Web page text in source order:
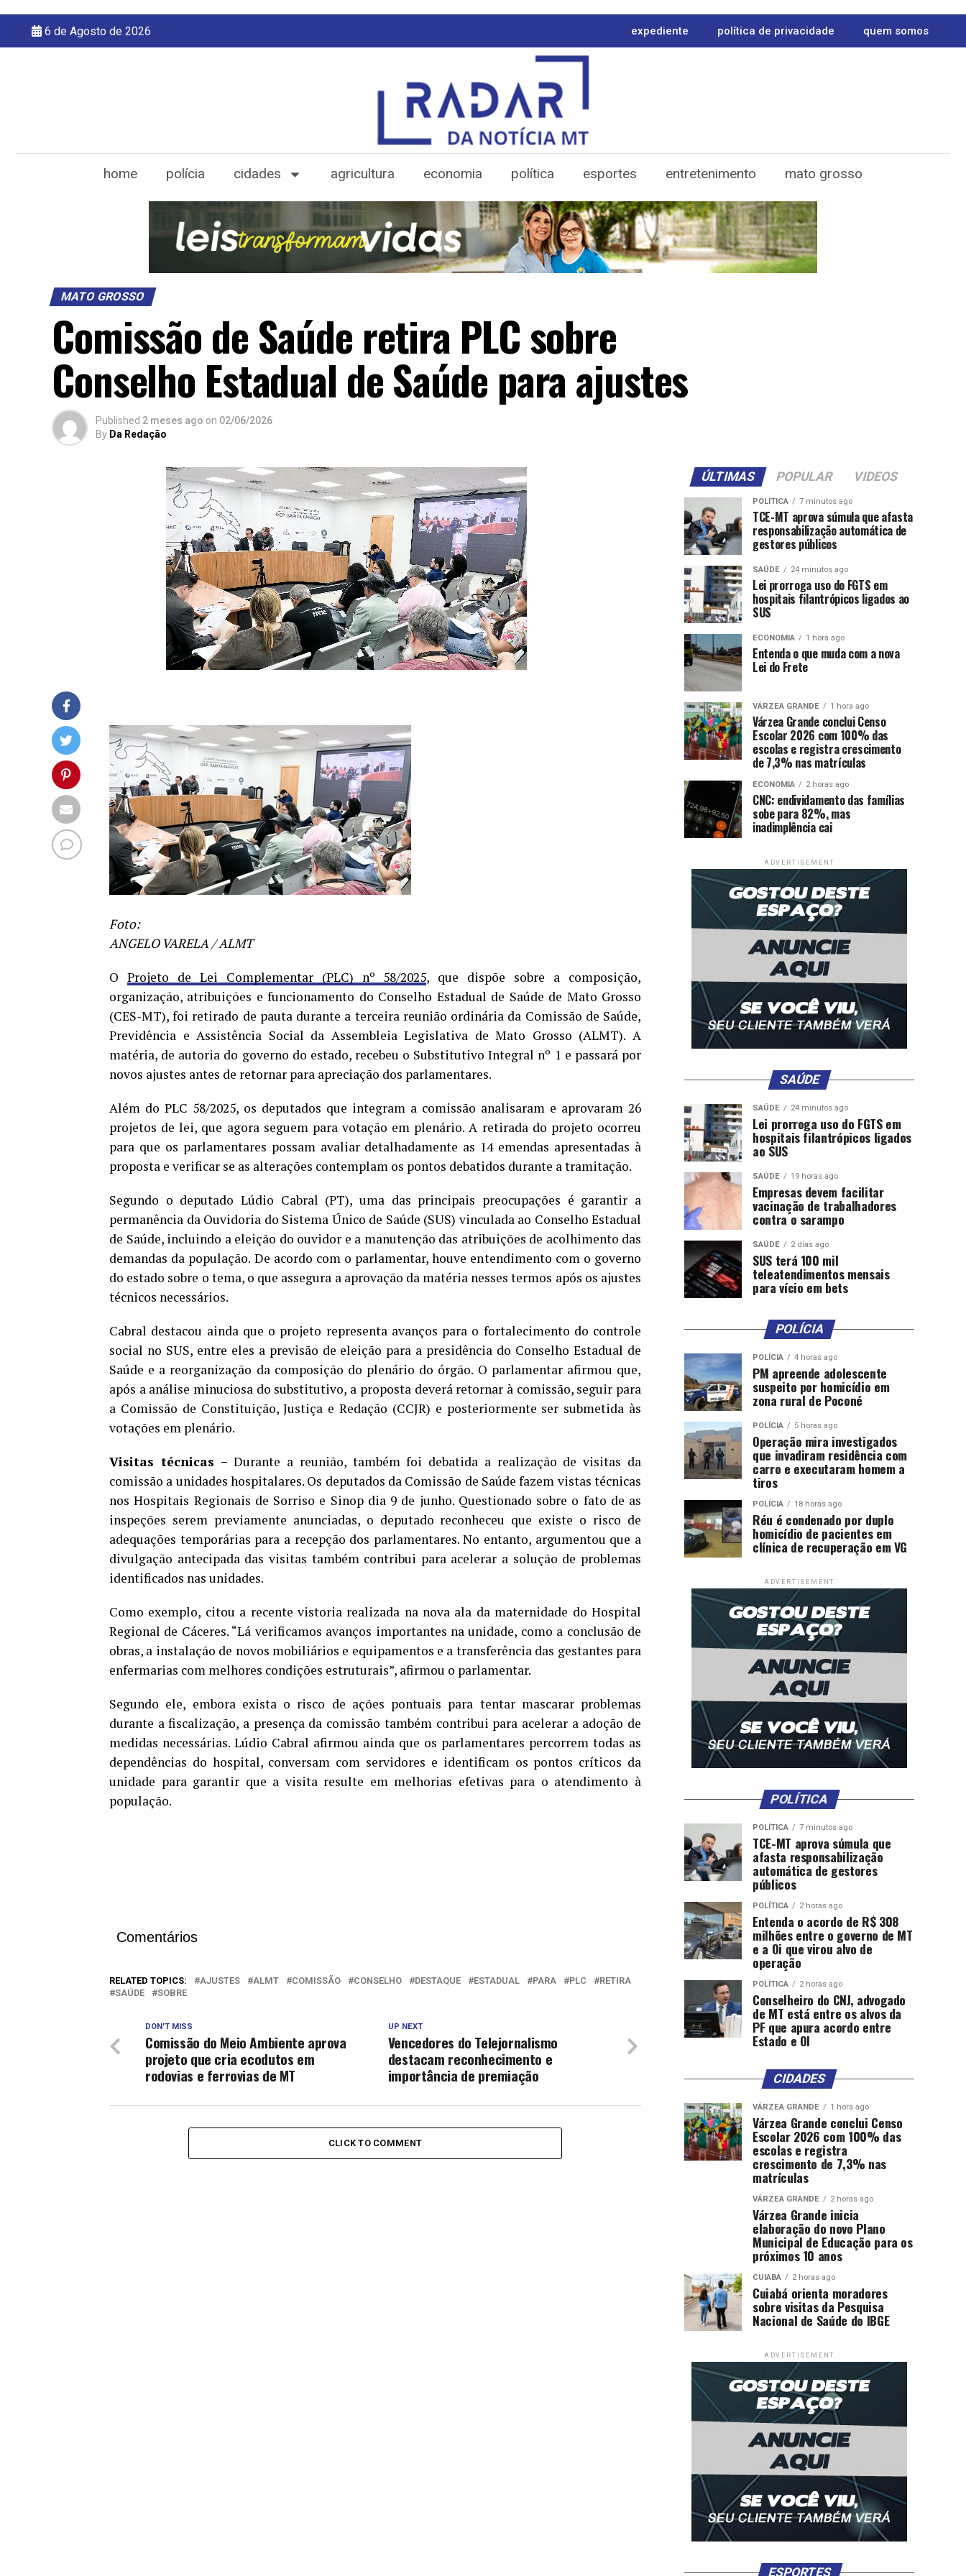
6 de Agosto de 2026 expediente política de privacidade quem somos
home polícia cidades agricultura economia política esportes entretenimento mato grosso
MATO GROSSO
Comissão de Saúde retira PLC sobre
Conselho Estadual de Saúde para ajustes
Published 2 meses ago on 02/06/2026
By Da Redação
Foto:
ANGELO VARELA / ALMT
O Projeto de Lei Complementar (PLC) nº 58/2025, que dispõe sobre a composição,
organização, atribuições e funcionamento do Conselho Estadual de Saúde de Mato Grosso
(CES-MT), foi retirado de pauta durante a terceira reunião ordinária da Comissão de Saúde,
Previdência e Assistência Social da Assembleia Legislativa de Mato Grosso (ALMT). A
matéria, de autoria do governo do estado, recebeu o Substitutivo Integral nº 1 e passará por
novos ajustes antes de retornar para apreciação dos parlamentares.
Além do PLC 58/2025, os deputados que integram a comissão analisaram e aprovaram 26
projetos de lei, que agora seguem para votação em plenário. A retirada do projeto ocorreu
para que os parlamentares possam avaliar detalhadamente as 14 emendas apresentadas à
proposta e verificar se as alterações contemplam os pontos debatidos durante a tramitação.
Segundo o deputado Lúdio Cabral (PT), uma das principais preocupações é garantir a
permanência da Ouvidoria do Sistema Único de Saúde (SUS) vinculada ao Conselho Estadual
de Saúde, incluindo a eleição do ouvidor e a manutenção das atribuições de acolhimento das
demandas da população. De acordo com o parlamentar, houve entendimento com o governo
do estado sobre o tema, o que assegura a aprovação da matéria nesses termos após os ajustes
técnicos necessários.
Cabral destacou ainda que o projeto representa avanços para o fortalecimento do controle
social no SUS, entre eles a previsão de eleição para a presidência do Conselho Estadual de
Saúde e a reorganização da composição do plenário do órgão. O parlamentar afirmou que,
após a análise minuciosa do substitutivo, a proposta deverá retornar à comissão, seguir para
a Comissão de Constituição, Justiça e Redação (CCJR) e posteriormente ser submetida às
votações em plenário.
Visitas técnicas –Durante a reunião, também foi debatida a realização de visitas da
comissão a unidades hospitalares. Os deputados da Comissão de Saúde fazem vistas técnicas
nos Hospitais Regionais de Sorriso e Sinop dia 9 de junho. Questionado sobre o fato de as
inspeções serem previamente anunciadas, o deputado reconheceu que existe o risco de
adequações temporárias para a recepção dos parlamentares. No entanto, argumentou que a
divulgação antecipada das visitas também contribui para acelerar a solução de problemas
identificados nas unidades.
Como exemplo, citou a recente vistoria realizada na nova ala da maternidade do Hospital
Regional de Cáceres. “Lá verificamos avanços importantes na unidade, como a conclusão de
obras, a instalação de novos mobiliários e equipamentos e a transferência das gestantes para
enfermarias com melhores condições estruturais”, afirmou o parlamentar.
Segundo ele, embora exista o risco de ações pontuais para tentar mascarar problemas
durante a fiscalização, a presença da comissão também contribui para acelerar a adoção de
medidas necessárias. Lúdio Cabral afirmou ainda que os parlamentares percorrem todas as
dependências do hospital, conversam com servidores e identificam os pontos críticos da
unidade para garantir que a visita resulte em melhorias efetivas para o atendimento à
população.
Comentários
RELATED TOPICS: AJUSTES ALMT COMISSÃO CONSELHO DESTAQUE ESTADUAL PARA PLC
RETIRA
SAÚDE
SOBRE
UP NEXT
Vencedores do Telejornalismo
destacam reconhecimento e
importância de premiação
DON'T MISS
Comissão do Meio Ambiente aprova
projeto que cria ecodutos em
rodovias e ferrovias de MT
CLICK TO COMMENT
ÚLTIMAS POPULAR VIDEOS
POLÍTICA 7 minutos ago
TCE-MT aprova súmula que afasta
responsabilização automática de
gestores públicos
SAÚDE 24 minutos ago
Lei prorroga uso do FGTS em
hospitais filantrópicos ligados ao
SUS
ECONOMIA 1 hora ago
Entenda o que muda com a nova
Lei do Frete
VÁRZEA GRANDE 1 hora ago
Várzea Grande conclui Censo
Escolar 2026 com 100% das
escolas e registra crescimento
de 7,3% nas matrículas
ECONOMIA 2 horas ago
CNC: endividamento das famílias
sobe para 82%, mas
inadimplência cai
ADVERTISEMENT
SAÚDE
SAÚDE 24 minutos ago
Lei prorroga uso do FGTS em
hospitais filantrópicos ligados
ao SUS
SAÚDE 19 horas ago
Empresas devem facilitar
vacinação de trabalhadores
contra o sarampo
SAÚDE 2 dias ago
SUS terá 100 mil
teleatendimentos mensais
para vício em bets
POLÍCIA
POLÍCIA 4 horas ago
PM apreende adolescente
suspeito por homicídio em
zona rural de Poconé
POLÍCIA 5 horas ago
Operação mira investigados
que invadiram residência com
carro e executaram homem a
tiros
POLÍCIA 18 horas ago
Réu é condenado por duplo
homicídio de pacientes em
clínica de recuperação em VG
ADVERTISEMENT
POLÍTICA
POLÍTICA 7 minutos ago
TCE-MT aprova súmula que
afasta responsabilização
automática de gestores
públicos
POLÍTICA 2 horas ago
Entenda o acordo de R$ 308
milhões entre o governo de MT
e a Oi que virou alvo de
operação
POLÍTICA 2 horas ago
Conselheiro do CNJ, advogado
de MT está entre os alvos da
PF que apura acordo entre
Estado e OI
CIDADES
VÁRZEA GRANDE 1 hora ago
Várzea Grande conclui Censo
Escolar 2026 com 100% das
escolas e registra
crescimento de 7,3% nas
matrículas
VÁRZEA GRANDE 2 horas ago
Várzea Grande inicia
elaboração do novo Plano
Municipal de Educação para os
próximos 10 anos
CUIABÁ 2 horas ago
Cuiabá orienta moradores
sobre visitas da Pesquisa
Nacional de Saúde do IBGE
ADVERTISEMENT
ESPORTES